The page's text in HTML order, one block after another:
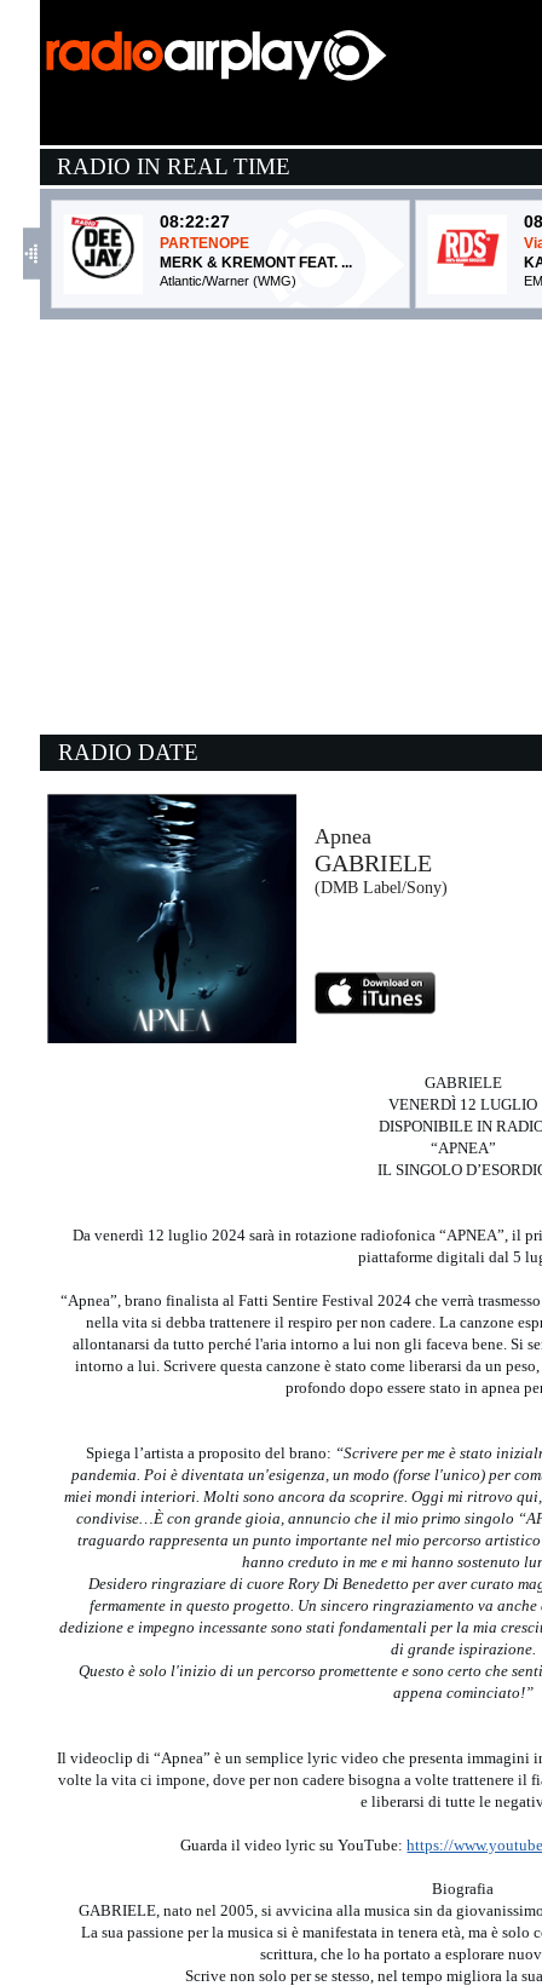
RADIO IN REAL TIME
08:22:27
PARTENOPE
MERK & KREMONT FEAT. ...
Atlantic/Warner (WMG)
08:14:10
U2
EMI (UMG)
08:21:26
Mi Chico
DJ GOJA, JASON DERULO,...
Gamma (-)
RADIO DATE
Apnea
GABRIELE
(DMB Label/Sony)
GABRIELE
VENERDÌ 12 LUGLIO
DISPONIBILE IN
“APNEA”
IL SINGOLO
Da venerdì 12 luglio 2024 sarà in rotazione radiofonica “APNEA”, il
piattaforme digitali dal 5
“Apnea”, brano finalista al Fatti Sentire Festival 2024 che verrà
nella vita si debba trattenere il respiro per non cadere. La canzone
allontanarsi da tutto perché l'aria intorno a lui non gli faceva bene. Si
intorno a lui. Scrivere questa canzone è stato come liberarsi da un
profondo dopo essere stato in apnea
Spiega l’artista a proposito del brano: “Scrivere per me è stato
pandemia. Poi è diventata un'esigenza, un modo (forse l'unico) per
miei mondi interiori. Molti sono ancora da scoprire. Oggi mi ritrovo
condivise…È con grande gioia, annuncio che il mio primo singolo
traguardo rappresenta un punto importante nel mio percorso
hanno creduto in me e mi hanno sostenuto
Desidero ringraziare di cuore Rory Di Benedetto per aver curato
fermamente in questo progetto. Un sincero ringraziamento va
dedizione e impegno incessante sono stati fondamentali per la mia
di grande ispirazione.
Questo è solo l'inizio di un percorso promettente e sono certo che
appena cominciato!”
Il videoclip di “Apnea” è un semplice lyric video che presenta immagini
volte la vita ci impone, dove per non cadere bisogna a volte trattenere il
e liberarsi di tutte le
Guarda il video lyric su YouTube:https://
Biografia
GABRIELE, nato nel 2005, si avvicina alla musica sin da
La sua passione per la musica si è manifestata in tenera età, ma è
scrittura, che lo ha portato a esplorare
Scrive non solo per se stesso, nel tempo migliora la